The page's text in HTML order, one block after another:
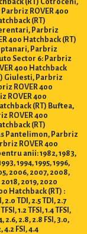
ROVER 400
(RT)
Parbriz
400 Hatchback (RT)
Parbriz
Sector 6: Parbriz
400 Hatchback
Giulesti, Parbriz
ROVER 400
ROVER 400
(RT) Buftea,
ROVER 400
(RT)
Pantelimon, Parbriz
ROVER 400
anii: 1982, 1983,
1994, 1995, 1996,
2006, 2007, 2008,
2018, 2019, 2020
Hatchback (RT) :
2.0 TDI, 2.5 TDI, 2.7
1.2 TFSI, 1.4 TFSI,
2.6, 2.8, 2.8 FSI, 3.0,
4.2 FSI, 4.4